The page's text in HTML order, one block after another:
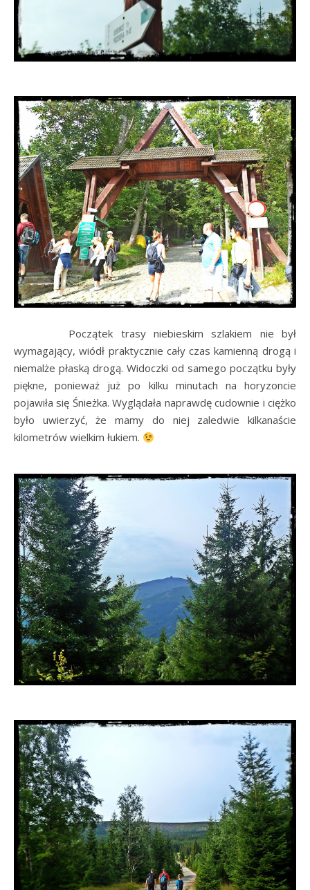
Początek trasy niebieskim szlakiem nie był
wymagający, wiódł praktycznie cały czas kamienną drogą i
niemalże płaską drogą. Widoczki od samego początku były
piękne, ponieważ już po kilku minutach na horyzoncie
pojawiła się Śnieżka. Wyglądała naprawdę cudownie i ciężko
było uwierzyć, że mamy do niej zaledwie kilkanaście
kilometrów wielkim łukiem.